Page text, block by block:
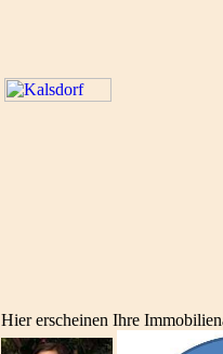
Hier erscheinen Ihre